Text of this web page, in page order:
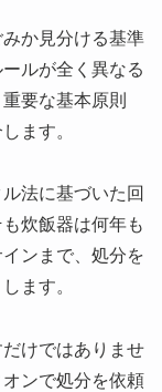
か見分ける基準
ルが全く異なる
要な基本原則
ます。
法に基づいた回
炊飯器は何年も
ンまで、処分を
ます。
けではありませ
ンで処分を依頼